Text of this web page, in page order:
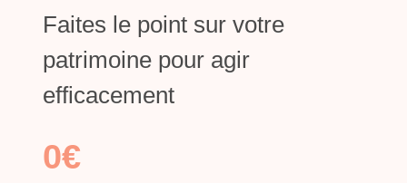
Faites le point sur votre
patrimoine pour agir
efficacement
0€